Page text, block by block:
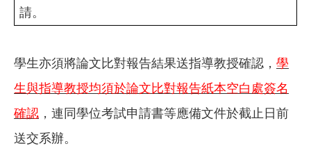
請。
學生亦須將論文比對報告結果送指導教授確認， 學
生與指導教授均須於論文比對報告紙本空白處簽名
確認 ，連同學位考試申請書等應備文件於截止日前
送交系辦。